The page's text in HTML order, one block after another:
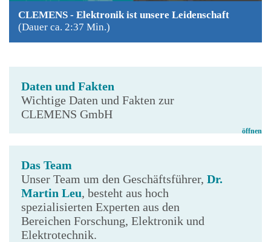
CLEMENS - Elektronik ist unsere Leidenschaft
(Dauer ca. 2:37 Min.)
Daten und Fakten
Wichtige Daten und Fakten zur
CLEMENS GmbH
öffnen
Das Team
Unser Team um den Geschäftsführer, Dr.
Martin Leu, besteht aus hoch
spezialisierten Experten aus den
Bereichen Forschung, Elektronik und
Elektrotechnik.